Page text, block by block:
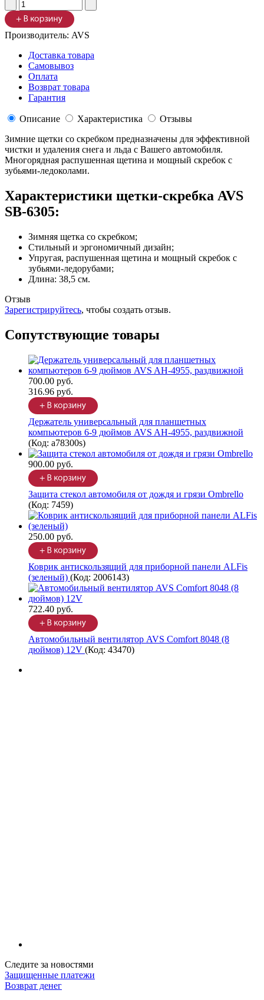
Производитель: AVS
Доставка товара
Самовывоз
Оплата
Возврат товара
Гарантия
Описание Характеристика
Отзывы
Зимние щетки со скребком предназначены для эффективной
чистки и удаления снега и льда с Вашего автомобиля.
Многорядная распушенная щетина и мощный скребок с
зубьями-ледоколами.
Характеристики щетки-скребка AVS
SB-6305:
Зимняя щетка со скребком;
Стильный и эргономичный дизайн;
Упругая, распушенная щетина и мощный скребок с
зубьями-ледорубами;
Длина: 38,5 см.
Отзыв
Зарегистрируйтесь, чтобы создать отзыв.
Сопутствующие товары
700.00 руб.
316.96 руб.
Держатель универсальный для планшетных
компьютеров 6-9 дюймов AVS AH-4955, раздвижной
(Код: a78300s)
900.00 руб.
Защита стекол автомобиля от дождя и грязи Ombrello
(Код: 7459)
250.00 руб.
Коврик антискользящий для приборной панели ALFis
(зеленый) (Код: 2006143)
722.40 руб.
Автомобильный вентилятор AVS Comfort 8048 (8
дюймов) 12V (Код: 43470)
Следите за новостями
Защищенные платежи
Возврат денег